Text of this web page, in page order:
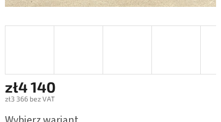
zł4 140
zł3 366 bez VAT